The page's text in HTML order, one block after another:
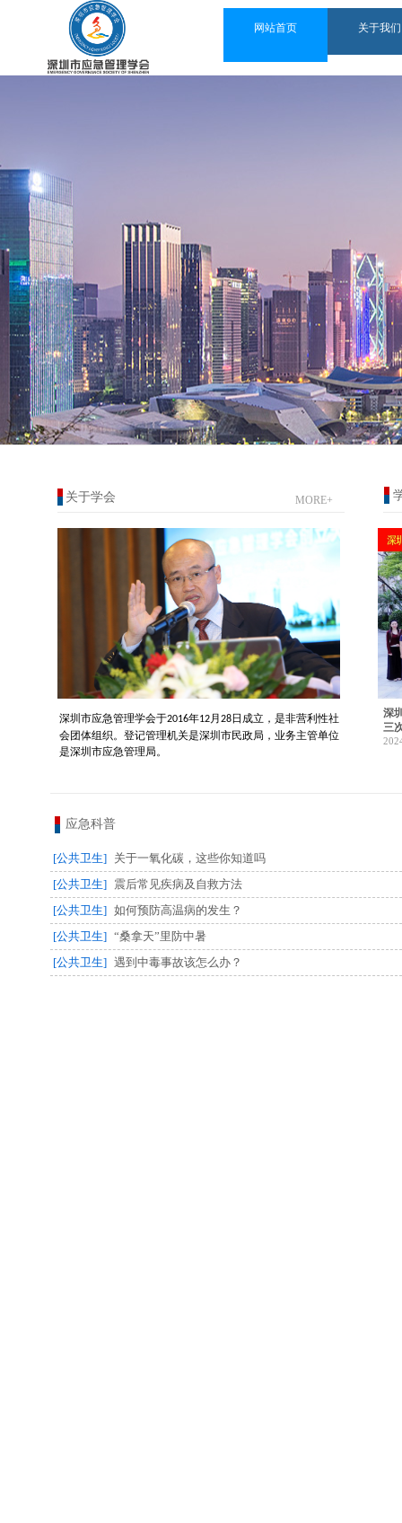
网站首页 关于我们
关于学会 MORE+
深
三
深圳市应急管理学会于2016年12月 28日成立，是非营利性社
会团体组织。登记管理机关是深圳市民政局，业务主管单位
是深圳市应急管理局。
应急科普
[公共卫生] 关于一氧化碳，这些你知道吗
[公共卫生] 震后常见疾病及自救方法
[公共卫生] 如何预防高温病的发生？
[公共卫生] “桑拿天”里防中暑
[公共卫生] 遇到中毒事故该怎么办？